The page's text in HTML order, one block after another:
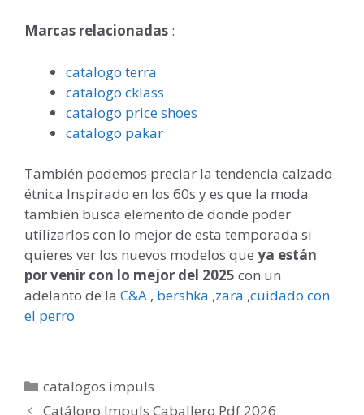
Marcas relacionadas :
catalogo terra
catalogo cklass
catalogo price shoes
catalogo pakar
También podemos preciar la tendencia calzado
étnica Inspirado en los 60s y es que la moda
también busca elemento de donde poder
utilizarlos con lo mejor de esta temporada si
quieres ver los nuevos modelos que ya están
por venir con lo mejor del 2025 con un
adelanto de la C&A , bershka ,zara ,cuidado con
el perro
Categorías
catalogos impuls
Catálogo Impuls Caballero Pdf 2026